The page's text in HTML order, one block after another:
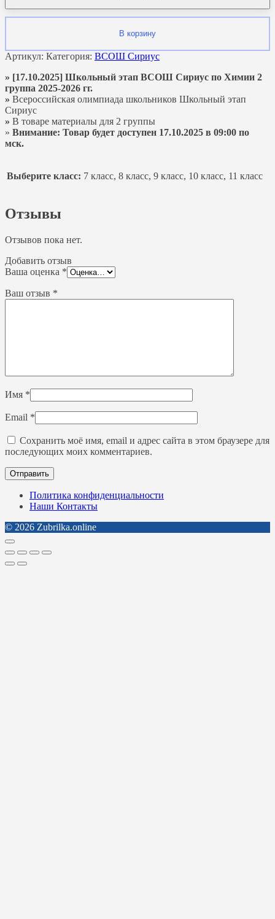
В корзину
Артикул: Категория: ВСОШ Сириус
» [17.10.2025] Школьный этап ВСОШ Сириус по Химии 2
группа 2025-2026 гг.
» Всероссийская олимпиада школьников Школьный этап
Сириус
» В товаре материалы для 2 группы
» Внимание: Товар будет доступен 17.10.2025 в 09:00 по
мск.
Выберите класс: 7 класс, 8 класс, 9 класс, 10 класс, 11 класс
Отзывы
Отзывов пока нет.
Добавить отзыв
Ваша оценка *
Ваш отзыв *
Имя *
Email *
Сохранить моё имя, email и адрес сайта в этом браузере для
последующих моих комментариев.
Политика конфиденциальности
Наши Контакты
© 2026 Zubrilka.online